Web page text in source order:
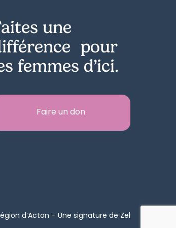
une
pour
femmes d’ici.
Faire un don
d’Acton – Une signature de Zel